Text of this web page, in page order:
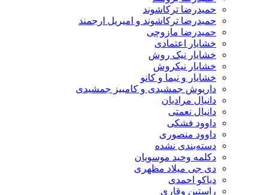
حمیدرضا ترکاشوند
حمیدرضا ترکاشوند و امیریل ارجمند
حمیدرضا مازوچی
خشایار اعتمادی
خشایار نیک روش
خشایار نیکروش
خشایار و نیما و کانو
داریوش جمشیدی و کامبیز جمشیدی
دانیال مرادیان
دانیال نعمتی
داوود فشکی
داوود منصوری
دسته‌بندی نشده
دکلمه وحید موسویان
دی جی میلاد مظهری
دیاکو احمدی
راستین وقاری